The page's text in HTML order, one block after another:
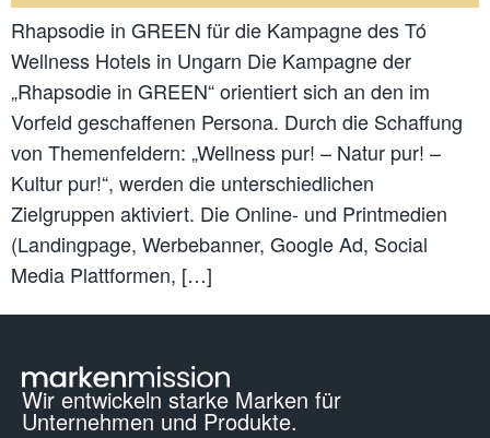
Rhapsodie in GREEN für die Kampagne des Tó
Wellness Hotels in Ungarn Die Kampagne der
„Rhapsodie in GREEN“ orientiert sich an den im
Vorfeld geschaffenen Persona. Durch die Schaffung
von Themenfeldern: „Wellness pur! – Natur pur! –
Kultur pur!“, werden die unterschiedlichen
Zielgruppen aktiviert. Die Online- und Printmedien
(Landingpage, Werbebanner, Google Ad, Social
Media Plattformen, […]
Wir entwickeln starke Marken für
Unternehmen und Produkte.